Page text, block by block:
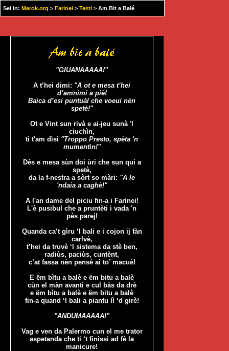
Sei in: Marok.org > Farinei > Testi > Am Bit a Balé
"GIUANAAAAA!"
A t’hei dimi: "A ot e mesa t’hei
d’amnimi a piè!
Baica d’esi puntuàl che voeui nèn
spetè!"
Ot e Vint sun rivà e ai-jeu sunà 'l
ciuchìn,
ti t'am dìsi "Troppo Presto, spèta 'n
mumentìn!"
Dès e mesa sùn doi ùri che sun qui a
spetè,
da la f-nestra a sòrt so màri: "A le
'ndaia a caghè!"
A l'an dame del piciu fin-a i Farinei!
L'è pusibul che a pruntèti i vada 'n
pès parej!
Quanda ca’t gìru ‘l bali e i cojon ij fàn
carlvè,
t’hei da truvè ‘l sistema da stè ben,
radiùs, paciùs, cuntènt,
c’at fassa nèn pensè ai to’ macuè!
E ëm bìtu a balè e ëm bitu a balè
cùn el màn avanti e cul bàs da drè
e ëm bìtu a balè e ëm bitu a balè
fin-a quand ‘l bali a piantu lì ‘d girè!
"ANDUMAAAAA!"
Vag e ven da Palermo cun el me trator
aspetanda che ti ‘t finissi ad fè la
manicure!